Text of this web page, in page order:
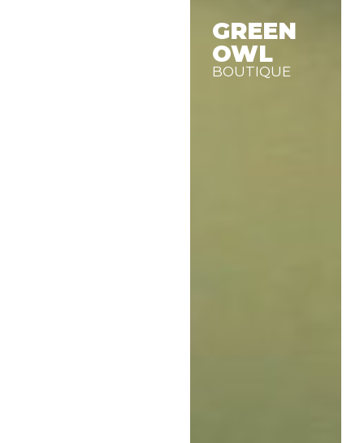
GREEN
OWL
BOUTIQUE